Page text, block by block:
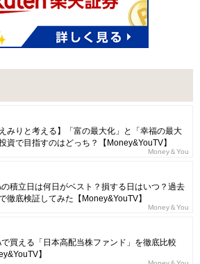
えみりと考える】「富の最大化」と「幸福の最大
資で目指すのはどっち？【Money&YouTV】
Money＆You
積立日は何日がベスト？損する日はいつ？過去
徹底検証してみた【Money&YouTV】
Money＆You
買える「日本高配当株ファンド」を徹底比較
】